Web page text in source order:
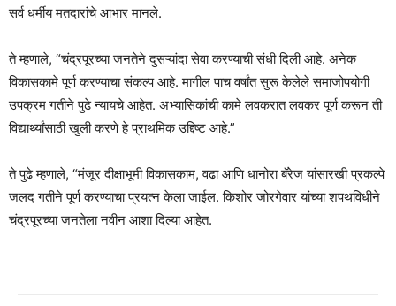
सर्व धर्मीय मतदारांचे आभार मानले.
ते म्हणाले, “चंद्रपूरच्या जनतेने दुसऱ्यांदा सेवा करण्याची संधी दिली आहे. अनेक
विकासकामे पूर्ण करण्याचा संकल्प आहे. मागील पाच वर्षांत सुरू केलेले समाजोपयोगी
उपक्रम गतीने पुढे न्यायचे आहेत. अभ्यासिकांची कामे लवकरात लवकर पूर्ण करून ती
विद्यार्थ्यांसाठी खुली करणे हे प्राथमिक उद्दिष्ट आहे.”
ते पुढे म्हणाले, “मंजूर दीक्षाभूमी विकासकाम, वढा आणि धानोरा बॅरेज यांसारखी प्रकल्पे
जलद गतीने पूर्ण करण्याचा प्रयत्न केला जाईल. किशोर जोरगेवार यांच्या शपथविधीने
चंद्रपूरच्या जनतेला नवीन आशा दिल्या आहेत.